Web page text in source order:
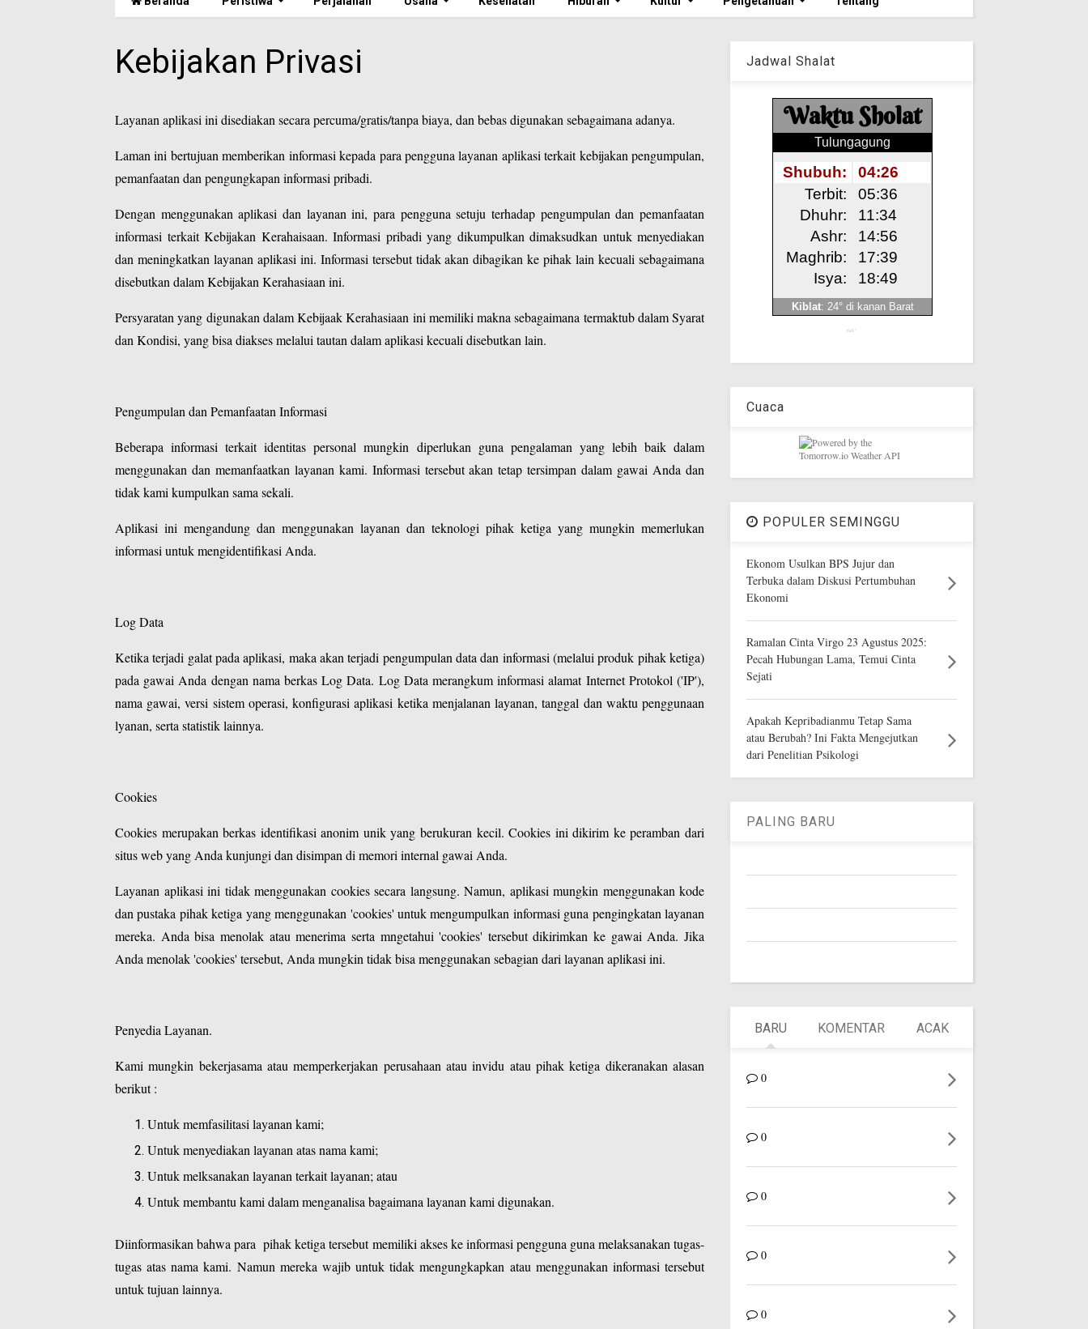
Kebijakan Privasi
Layanan aplikasi ini disediakan secara percuma/gratis/tanpa biaya, dan bebas digunakan sebagaimana adanya.
Laman ini bertujuan memberikan informasi kepada para pengguna layanan aplikasi terkait kebijakan pengumpulan,
pemanfaatan dan pengungkapan informasi pribadi.
Dengan menggunakan aplikasi dan layanan ini, para pengguna setuju terhadap pengumpulan dan pemanfaatan
informasi terkait Kebijakan Kerahaisaan. Informasi pribadi yang dikumpulkan dimaksudkan untuk menyediakan
dan meningkatkan layanan aplikasi ini. Informasi tersebut tidak akan dibagikan ke pihak lain kecuali sebagaimana
disebutkan dalam Kebijakan Kerahasiaan ini.
Persyaratan yang digunakan dalam Kebijaak Kerahasiaan ini memiliki makna sebagaimana termaktub dalam Syarat
dan Kondisi, yang bisa diakses melalui tautan dalam aplikasi kecuali disebutkan lain.
Pengumpulan dan Pemanfaatan Informasi
Beberapa informasi terkait identitas personal mungkin diperlukan guna pengalaman yang lebih baik dalam
menggunakan dan memanfaatkan layanan kami. Informasi tersebut akan tetap tersimpan dalam gawai Anda dan
tidak kami kumpulkan sama sekali.
Aplikasi ini mengandung dan menggunakan layanan dan teknologi pihak ketiga yang mungkin memerlukan
informasi untuk mengidentifikasi Anda.
Log Data
Ketika terjadi galat pada aplikasi, maka akan terjadi pengumpulan data dan informasi (melalui produk pihak ketiga)
pada gawai Anda dengan nama berkas Log Data. Log Data merangkum informasi alamat Internet Protokol ('IP'),
nama gawai, versi sistem operasi, konfigurasi aplikasi ketika menjalanan layanan, tanggal dan waktu penggunaan
lyanan, serta statistik lainnya.
Cookies
Cookies merupakan berkas identifikasi anonim unik yang berukuran kecil. Cookies ini dikirim ke peramban dari
situs web yang Anda kunjungi dan disimpan di memori internal gawai Anda.
Layanan aplikasi ini tidak menggunakan cookies secara langsung. Namun, aplikasi mungkin menggunakan kode
dan pustaka pihak ketiga yang menggunakan 'cookies' untuk mengumpulkan informasi guna pengingkatan layanan
mereka. Anda bisa menolak atau menerima serta mngetahui 'cookies' tersebut dikirimkan ke gawai Anda. Jika
Anda menolak 'cookies' tersebut, Anda mungkin tidak bisa menggunakan sebagian dari layanan aplikasi ini.
Penyedia Layanan.
Kami mungkin bekerjasama atau memperkerjakan perusahaan atau invidu atau pihak ketiga dikeranakan alasan
berikut :
Untuk memfasilitasi layanan kami;
Untuk menyediakan layanan atas nama kami;
Untuk melksanakan layanan terkait layanan; atau
Untuk membantu kami dalam menganalisa bagaimana layanan kami digunakan.
Diinformasikan bahwa para pihak ketiga tersebut memiliki akses ke informasi pengguna guna melaksanakan tugas-
tugas atas nama kami. Namun mereka wajib untuk tidak mengungkapkan atau menggunakan informasi tersebut
untuk tujuan lainnya.
Jadwal Shalat
Get!
Cuaca
POPULER SEMINGGU
Ekonom Usulkan BPS Jujur dan
Terbuka dalam Diskusi Pertumbuhan
Ekonomi
Ramalan Cinta Virgo 23 Agustus 2025:
Pecah Hubungan Lama, Temui Cinta
Sejati
Apakah Kepribadianmu Tetap Sama
atau Berubah? Ini Fakta Mengejutkan
dari Penelitian Psikologi
PALING BARU
BARU KOMENTAR ACAK
0
0
0
0
0